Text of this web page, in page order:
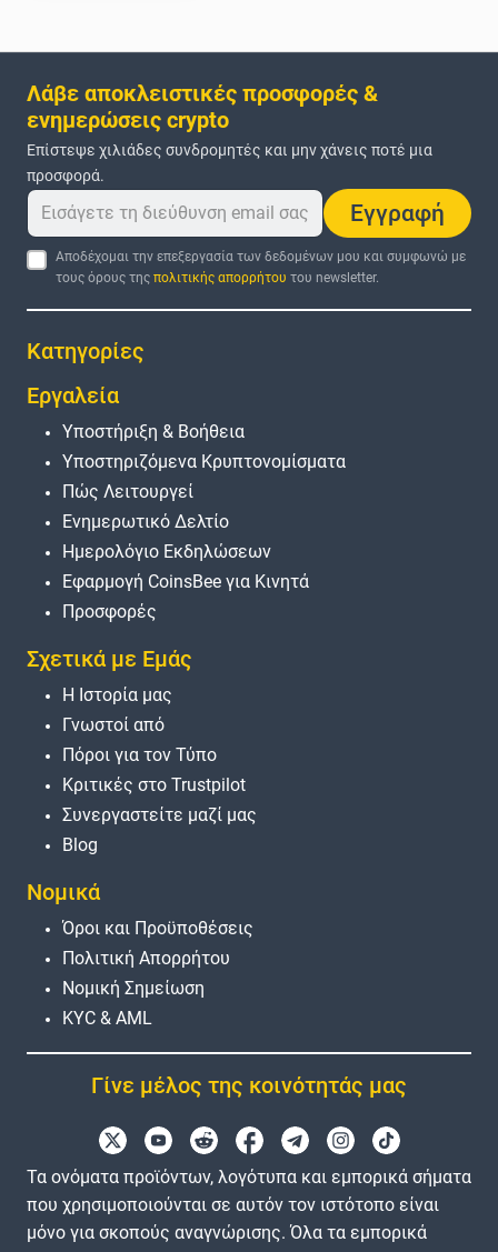
Λάβε αποκλειστικές προσφορές &
ενημερώσεις crypto
Επίστεψε χιλιάδες συνδρομητές και μην χάνεις ποτέ μια
προσφορά.
Εγγραφή
Αποδέχομαι την επεξεργασία των δεδομένων μου και συμφωνώ με
τους όρους τηςπολιτικής απορρήτου του newsletter.
Κατηγορίες
Εργαλεία
Υποστήριξη & Βοήθεια
Υποστηριζόμενα Κρυπτονομίσματα
Πώς Λειτουργεί
Ενημερωτικό Δελτίο
Ημερολόγιο Εκδηλώσεων
Εφαρμογή CoinsBee για Κινητά
Προσφορές
Σχετικά με Εμάς
Η Ιστορία μας
Γνωστοί από
Πόροι για τον Τύπο
Κριτικές στο Trustpilot
Συνεργαστείτε μαζί μας
Blog
Νομικά
Όροι και Προϋποθέσεις
Πολιτική Απορρήτου
Νομική Σημείωση
KYC & AML
Γίνε μέλος της κοινότητάς μας
Τα ονόματα προϊόντων, λογότυπα και εμπορικά σήματα
που χρησιμοποιούνται σε αυτόν τον ιστότοπο είναι
μόνο για σκοπούς αναγνώρισης. Όλα τα εμπορικά